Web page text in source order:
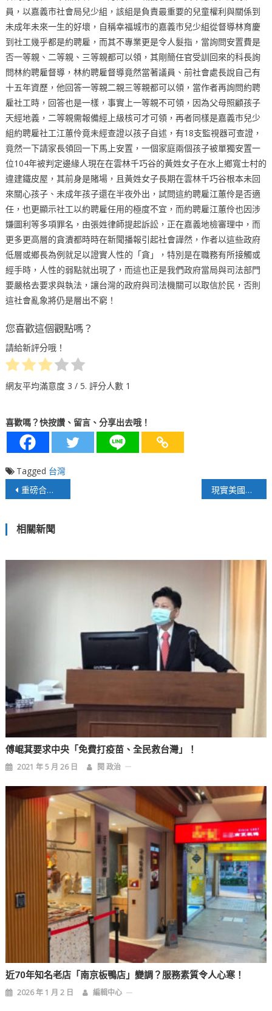
員，以嘉義市社會局兒少組，該組是負責最重要的兒童權利與關係到
未成年未來一生的好壞，自稱幸福城市的嘉義市兒少組從督導林育慶
到社工幾乎都是約聘雇，而其不專業更是令人髮指，當詢問安置費是
否一等親、二等親、三等親都可以領，其剛簡任官受訓回來的科長詢
問林約聘雇督導，林約聘雇督導竟然當著議員、前社會處長說自己有
十五年資歷，他回答一等親二親三等親都可以領，當作者再詢問約聘
雇社工時，回答也是一樣，事實上一等親不可領，因為父母照顧孩子
天經地義，二等親需報備經上級核可才可領，再者同樣是嘉義市兒少
組約聘雇社工江蕙伶竟未經查證以孩子自述，有18支監視器可查證，
竟然一下請家長領回一下馬上安置，一個家庭兩個孩子被單獨安置一
位104年被判定邊緣人現在在雲林千巧谷的黃姓女子在水上鄉寬士村的
違建鐵皮屋，其前身是賭場，且黃姓女子長期在雲林千巧谷根本未回
來關心孩子、未成年孩子還在半夜外出，試問這約聘雇江蕙伶是否適
任，也更顯示社工以約聘雇任用的極度不宜，而約聘雇江蕙伶也因涉
嫌圖利等多項罪名，由張姓律師提起訴訟，正在嘉義地檢審理中，而
更多更高層的貪瀆都時時在新聞播報引起社會譁然，作者以這些政府
低層或鄉長為例就足以證實人性的「貪」，特別是在職務有所接觸或
經手時，人性的弱點就出現了，而這也正是我們政府當局與司法部門
要嚴格去要求與執法，讓台灣的政府與司法機關可以取信於民，否則
這社會亂象將仍是層出不窮！
您喜歡這個觀點嗎？
請給新評分哦！
網友平均滿意度 3 / 5. 評分人數 1
喜歡嗎？快按讚、留言、分享出去哦！
Tagged 台灣
文
導
覽
重磅合作 香港先知命局（SEER ONNET）與臺灣卓越媒體集團達成戰略合作 現實美國已經無法再掌控國際局勢；台灣應該認清國際現實！
相關新聞
傅崐萁要求中央「免費打疫苗、全民救台灣」！
2021 年 5 月 26 日 閱 政治
近70年知名老店「南京板鴨店」變調？服務素質令人心寒！
2026 年 1 月 2 日 編輯中心